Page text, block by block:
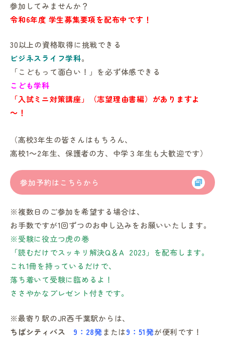
参加してみませんか？
令和6年度 学生募集要項を配布中です！
30以上の資格取得に挑戦できる
ビジネスライフ学科。
「こどもって面白い！」を必ず体感できる
こども学科
「入試ミニ対策講座」（志望理由書編） がありますよ
～！
（高校3年生の皆さんはもちろん、
高校1～2年生、保護者の方、中学３年生も大歓迎です）
参加予約はこちらから
※複数日のご参加を希望する場合は、
お手数ですが1回ずつのお申し込みをお願いいたします。
※受験に役立つ虎の巻
「読むだけでスッキリ解決Q＆A 2023」を配布します。
これ1冊を持っているだけで、
落ち着いて受験に臨めるよ！
ささやかなプレゼント付きです。
※最寄り駅のJR西千葉駅からは、
ちばシティバス 9：28発または9：51発が便利です！